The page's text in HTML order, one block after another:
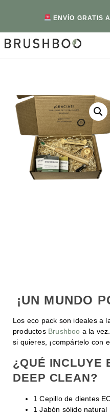
ENVÍO GRATIS
¡UN MUNDO
Los eco pack son ideales a
productos Brushboo a la
si quieres, ¡compártelo con
¿QUÉ INCLUYE
DEEP CLEAN?
1 Cepillo de dientes
1 Jabón sólido natural